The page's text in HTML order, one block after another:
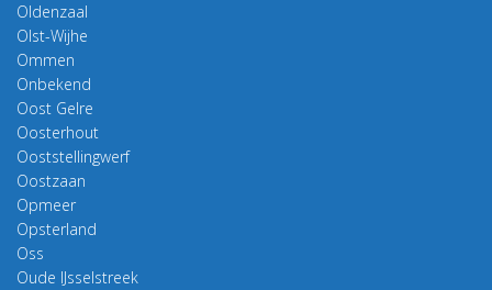
Oldenzaal
Olst-Wijhe
Ommen
Onbekend
Oost Gelre
Oosterhout
Ooststellingwerf
Oostzaan
Opmeer
Opsterland
Oss
Oude IJsselstreek